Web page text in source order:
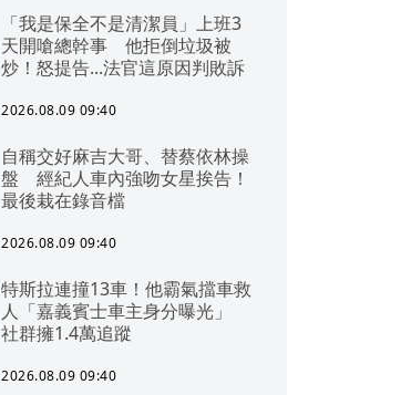
「我是保全不是清潔員」上班3
天開嗆總幹事 他拒倒垃圾被
炒！怒提告...法官這原因判敗訴
2026.08.09 09:40
自稱交好麻吉大哥、替蔡依林操
盤 經紀人車內強吻女星挨告！
最後栽在錄音檔
2026.08.09 09:40
特斯拉連撞13車！他霸氣擋車救
人「嘉義賓士車主身分曝光」
社群擁1.4萬追蹤
2026.08.09 09:40